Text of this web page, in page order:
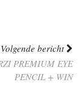
Volgende bericht
PREMIUM EYE
PENCIL + WIN